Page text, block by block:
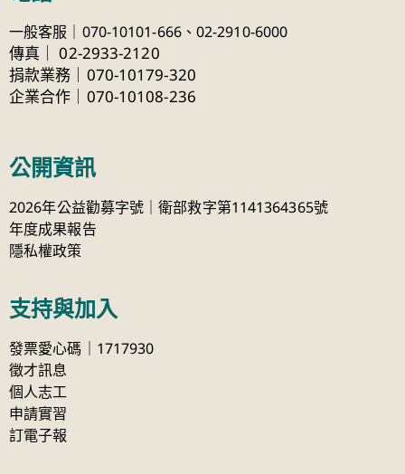
一般客服｜070-10101-666、 02-2910-6000
傳真
02-2933-2120
捐款業務｜070-10179-320
企業合作｜070-10108-236
公開資訊
2026年公益勸募字號｜衛部救字第1141364365號
年度成果報告
隱私權政策
支持與加入
發票愛心碼｜1717930
徵才訊息
個人志工
申請實習
訂電子報